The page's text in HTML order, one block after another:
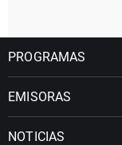
PROGRAMAS
EMISORAS
NOTICIAS